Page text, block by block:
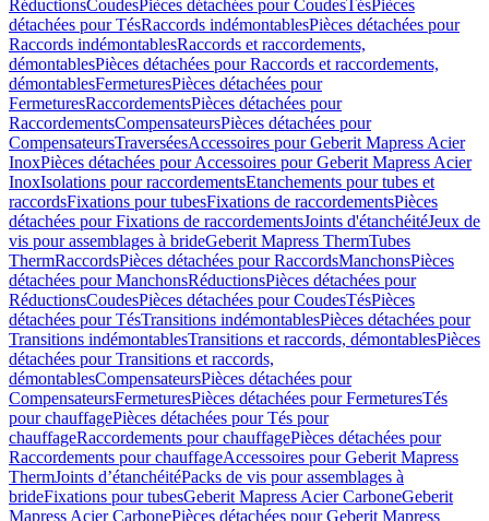
RéductionsCoudesPièces détachées pour CoudesTésPièces
détachées pour TésRaccords indémontablesPièces détachées pour
Raccords indémontablesRaccords et raccordements,
démontablesPièces détachées pour Raccords et raccordements,
démontablesFermeturesPièces détachées pour
FermeturesRaccordementsPièces détachées pour
RaccordementsCompensateursPièces détachées pour
CompensateursTraverséesAccessoires pour Geberit Mapress Acier
InoxPièces détachées pour Accessoires pour Geberit Mapress Acier
InoxIsolations pour raccordementsEtanchements pour tubes et
raccordsFixations pour tubesFixations de raccordementsPièces
détachées pour Fixations de raccordementsJoints d'étanchéitéJeux de
vis pour assemblages à brideGeberit Mapress ThermTubes
ThermRaccordsPièces détachées pour RaccordsManchonsPièces
détachées pour ManchonsRéductionsPièces détachées pour
RéductionsCoudesPièces détachées pour CoudesTésPièces
détachées pour TésTransitions indémontablesPièces détachées pour
Transitions indémontablesTransitions et raccords, démontablesPièces
détachées pour Transitions et raccords,
démontablesCompensateursPièces détachées pour
CompensateursFermeturesPièces détachées pour FermeturesTés
pour chauffagePièces détachées pour Tés pour
chauffageRaccordements pour chauffagePièces détachées pour
Raccordements pour chauffageAccessoires pour Geberit Mapress
ThermJoints d’étanchéitéPacks de vis pour assemblages à
brideFixations pour tubesGeberit Mapress Acier CarboneGeberit
Mapress Acier CarbonePièces détachées pour Geberit Mapress